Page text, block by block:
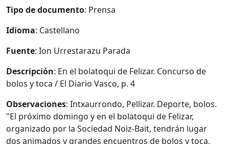
Tipo de documento: Prensa
Idioma: Castellano
Fuente: Ion Urrestarazu Parada
Descripción: En el bolatoqui de Felizar. Concurso de
bolos y toca / El Diario Vasco, p. 4
Observaciones: Intxaurrondo, Pellizar. Deporte, bolos.
"El próximo domingo y en el bolatoqui de Felizar,
organizado por la Sociedad Noiz-Bait, tendrán lugar
dos animados y grandes encuentros de bolos y toca,